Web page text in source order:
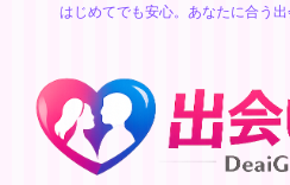
はじめてでも安心。あなたに合う出